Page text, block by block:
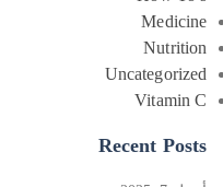
Medicine
Nutrition
Uncategorized
Vitamin C
Recent Posts